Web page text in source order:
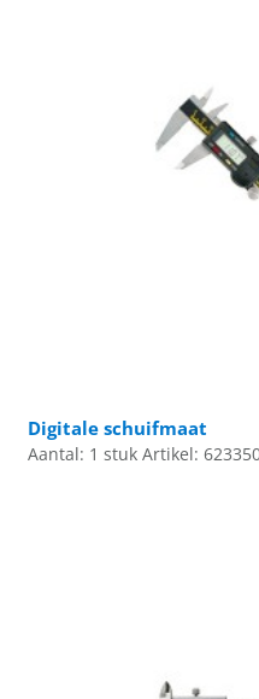
Digitale schuifmaat
Aantal: 1 stuk Artikel: